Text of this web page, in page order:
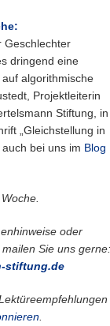
Geschlechter
dringend eine
algorithmische
Projektleiterin
Stiftung, in
„Gleichstellung in
bei uns im Blog
oder
Sie uns gerne:
stiftung.de